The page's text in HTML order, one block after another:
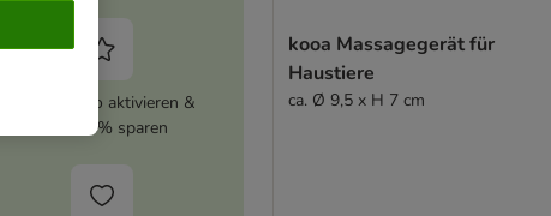
zooplus Abo aktivieren &
immer 5% sparen
kooa Massagegerät für
Haustiere
ca. Ø 9,5 x H 7 cm